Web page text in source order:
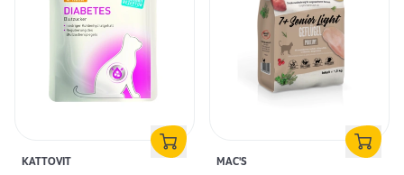
KATTOVIT
MAC'S